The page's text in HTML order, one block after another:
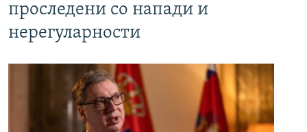
проследени со напади и
нерегуларности